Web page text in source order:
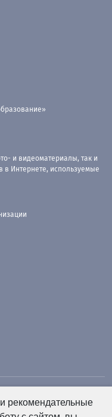
и видеоматериалы, так и
в Интернете, используемые
3
рекомендательные